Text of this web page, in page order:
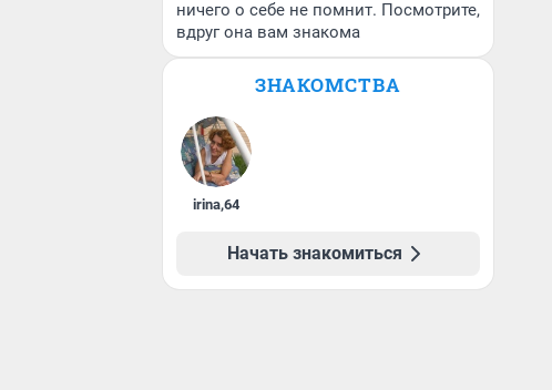
ничего о себе не помнит. Посмотрите,
вдруг она вам знакома
ЗНАКОМСТВА
irina,64
Начать знакомиться